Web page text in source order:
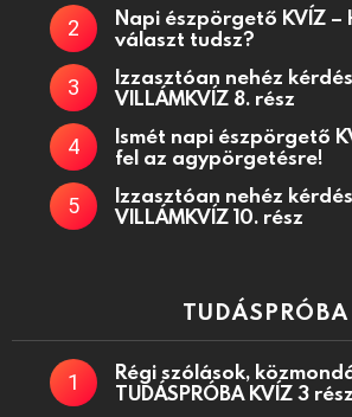
Napi észpörgető KVÍZ –
választ tudsz?
Izzasztóan nehéz
VILLÁMKVÍZ 8. rész
Ismét napi észpörgető
fel az agypörgetésre!
Izzasztóan nehéz
VILLÁMKVÍZ 10. rész
TUDÁSPRÓBA
Régi szólások,
TUDÁSPRÓBA KVÍZ 3 rész